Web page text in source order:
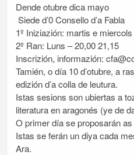
Dende otubre dica mayo
Siede d’0 Consello d’a Fabla
1º Iniziazión: martis e
2º Ran: Luns – 20,00 21,15
Inscrizión, informazión:
Tamién, o día 10 d’otubre, a
edizión d’a colla de leutura.
Istas sesions son ubiertas a
literatura en aragonés (ye de
O primer día se proposarán
Istas se ferán un diya cada
Ara.